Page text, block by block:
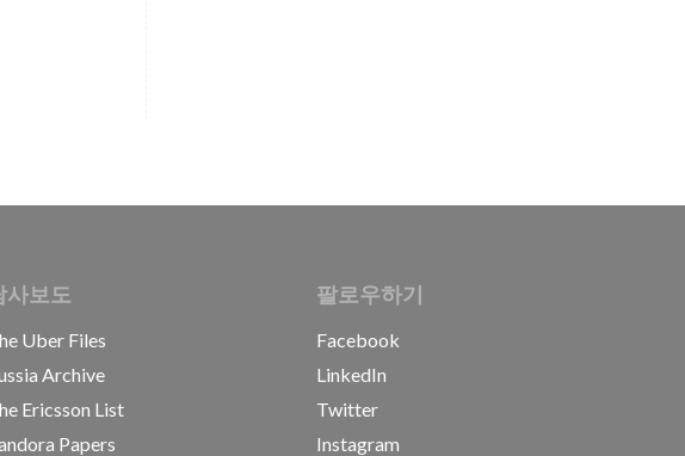
INVESTIGATIVE JOURNALISTS
사보도
Uber Files
Archive
Ericsson List
Papers
팔로우하기
Facebook
LinkedIn
Twitter
Instagram